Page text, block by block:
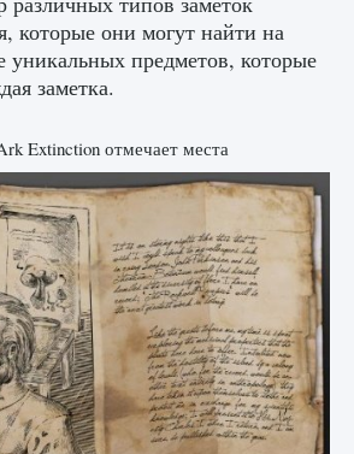
ошибку
интерфейса Delta
1 945 0 0
которые они могут найти на
уникальных предметов, которые
заметка.
Extinction отмечает места